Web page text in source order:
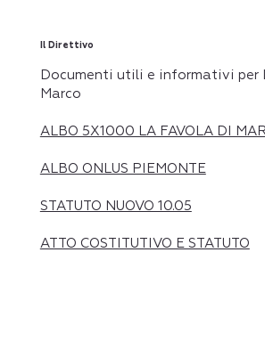
Il Direttivo
Documenti utili e informativi per
Marco
ALBO 5X1000 LA FAVOLA DI
ALBO ONLUS PIEMONTE
STATUTO NUOVO 10.05
ATTO COSTITUTIVO E STATUTO